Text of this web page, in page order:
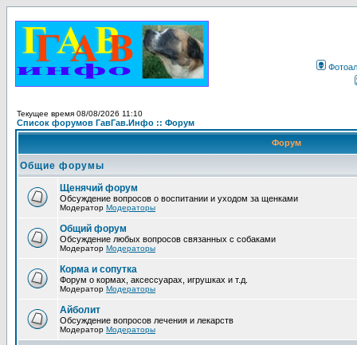
Текущее время 08/08/2026 11:10
Список форумов ГавГав.Инфо :: Форум
Форум
Общие форумы
Щенячий форум
Обсуждение вопросов о воспитании и уходом за щенками
Модератор Модераторы
Общий форум
Обсуждение любых вопросов связанных с собаками
Модератор Модераторы
Корма и сопутка
Форум о кормах, аксессуарах, игрушках и т.д.
Модератор Модераторы
Айболит
Обсуждение вопросов лечения и лекарств
Модератор Модераторы